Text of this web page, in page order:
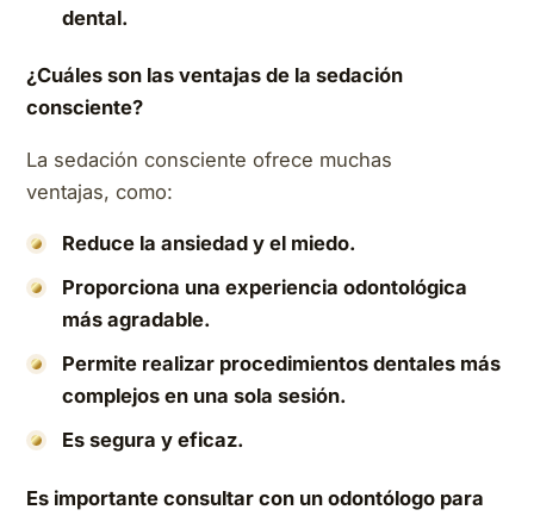
dental.
¿Cuáles son las ventajas de la sedación
consciente?
La sedación consciente ofrece muchas
ventajas, como:
Reduce la ansiedad y el miedo.
Proporciona una experiencia odontológica
más agradable.
Permite realizar procedimientos dentales más
complejos en una sola sesión.
Es segura y eficaz.
Es importante consultar con un odontólogo para